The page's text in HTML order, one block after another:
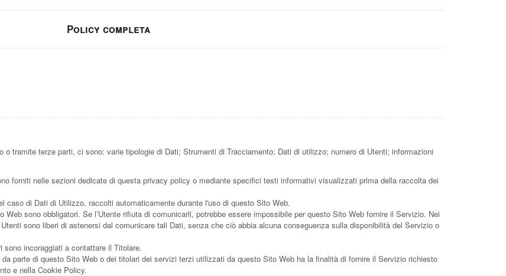
Policy completa
tramite terze parti, ci sono: varie tipologie di Dati; Strumenti di Tracciamento; Dati di utilizzo; numero di Utenti; informazioni
forniti nelle sezioni dedicate di questa privacy policy o mediante specifici testi informativi visualizzati prima della raccolta dei
caso di Dati di Utilizzo, raccolti automaticamente durante l'uso di questo Sito Web.
sono obbligatori. Se l’Utente rifiuta di comunicarli, potrebbe essere impossibile per questo Sito Web fornire il Servizio. Nei
sono liberi di astenersi dal comunicare tali Dati, senza che ciò abbia alcuna conseguenza sulla disponibilità del Servizio o
incoraggiati a contattare il Titolare.
parte di questo Sito Web o dei titolari dei servizi terzi utilizzati da questo Sito Web ha la finalità di fornire il Servizio richiesto
e nella Cookie Policy.